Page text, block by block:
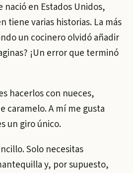
nació en Estados Unidos,
tiene varias historias. La más
un cocinero olvidó añadir
¡Un error que terminó
hacerlos con nueces,
caramelo. A mí me gusta
un giro único.
Solo necesitas
y, por supuesto,